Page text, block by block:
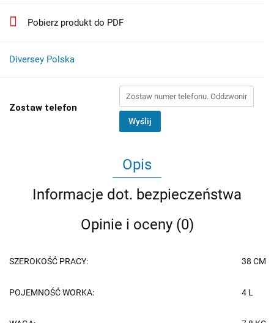
Pobierz produkt do PDF
Diversey Polska
Zostaw telefon
Wyślij
Opis
Informacje dot. bezpieczeństwa
Opinie i oceny (0)
SZEROKOŚĆ PRACY: 38 CM
POJEMNOŚĆ WORKA: 4 L